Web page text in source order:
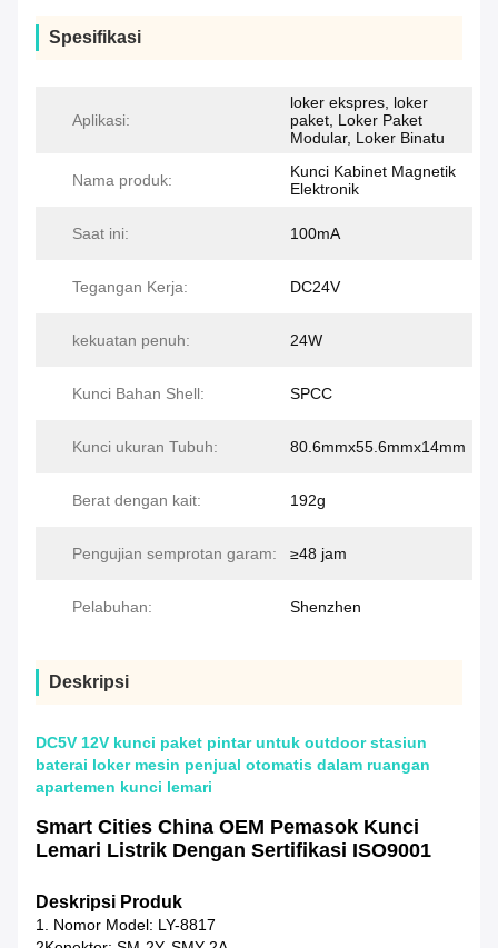
Spesifikasi
Aplikasi:
loker ekspres, loker
paket, Loker Paket
Modular, Loker Binatu
Nama produk:
Kunci Kabinet Magnetik
Elektronik
Saat ini: 100mA
Tegangan Kerja: DC24V
kekuatan penuh: 24W
Kunci Bahan Shell: SPCC
Kunci ukuran Tubuh: 80.6mmx55.6mmx14mm
Berat dengan kait: 192g
Pengujian semprotan garam: ≥48 jam
Pelabuhan: Shenzhen
Deskripsi
DC5V 12V kunci paket pintar untuk outdoor stasiun
baterai loker mesin penjual otomatis dalam ruangan
apartemen kunci lemari
Smart Cities China OEM Pemasok Kunci
Lemari Listrik Dengan Sertifikasi ISO9001
Deskripsi Produk
1. Nomor Model: LY-8817